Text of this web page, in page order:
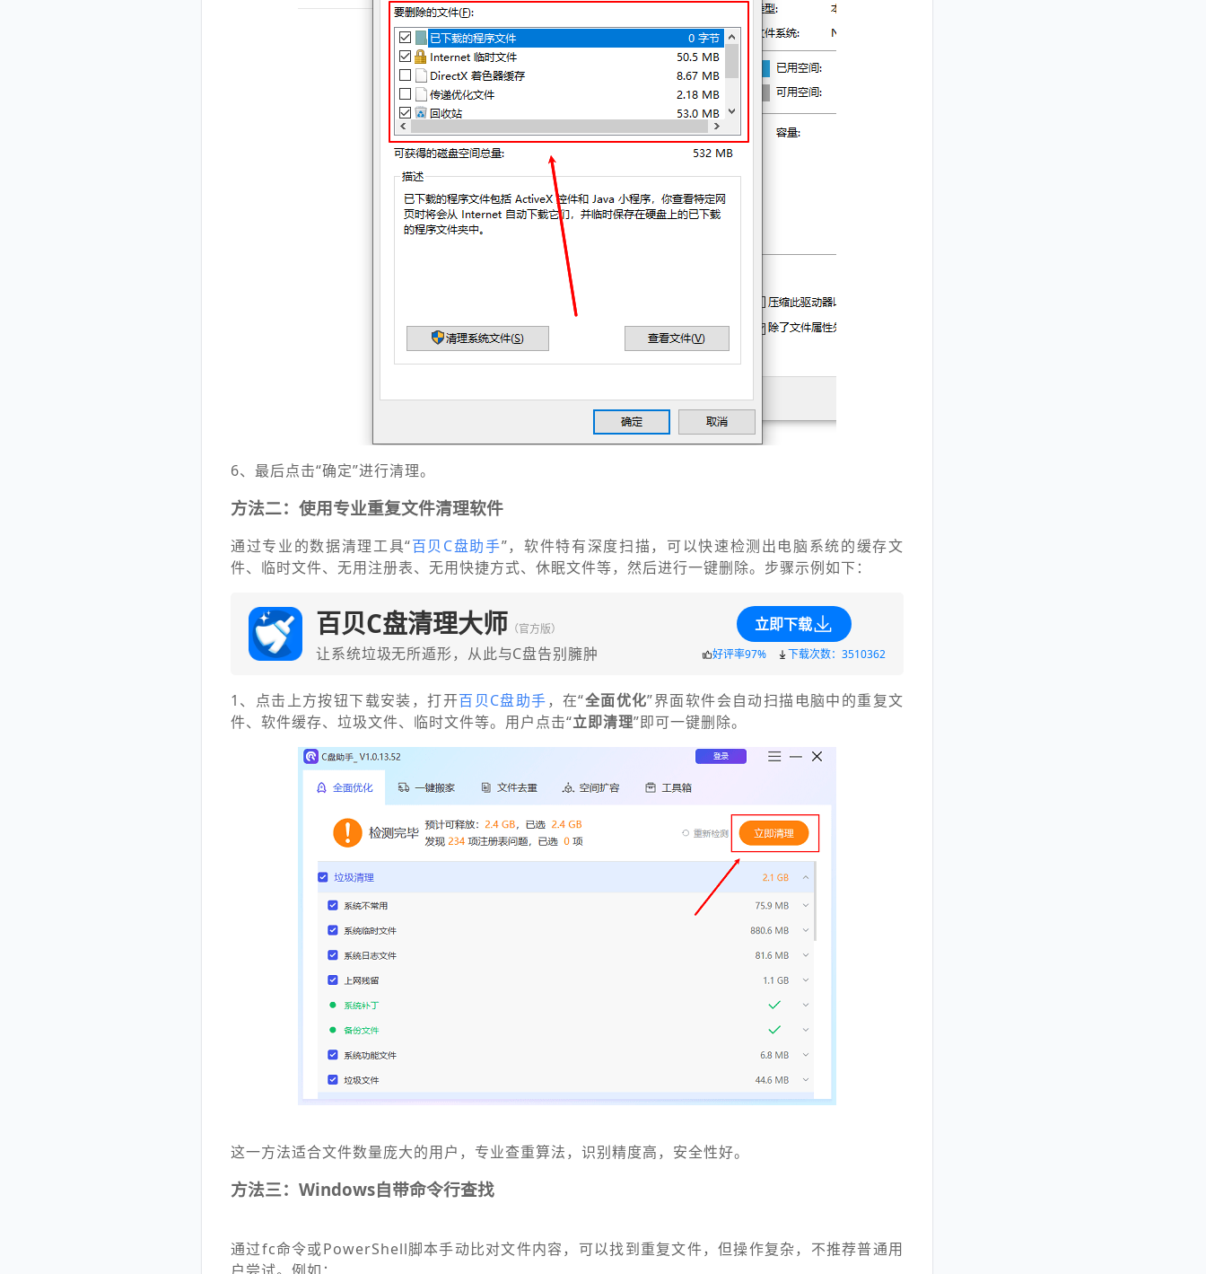
6、最后点击“确定”进行清理。
方法二：使用专业重复文件清理软件
通过专业的数据清理工具“百贝C盘助手”，软件特有深度扫描，可以快速检测出电脑系统的缓存文
件、临时文件、无用注册表、无用快捷方式、休眠文件等，然后进行一键删除。步骤示例如下：
百贝C盘清理大师 （官方版）
让系统垃圾无所遁形，从此与C盘告别臃肿
立即下载
好评率97% 下载次数：3510362
1、点击上方按钮下载安装，打开百贝C盘助手 ，在“全面优化”界面软件会自动扫描电脑中的重复文
件、软件缓存、垃圾文件、临时文件等。用户点击“立即清理”即可一键删除。
这一方法适合文件数量庞大的用户，专业查重算法，识别精度高，安全性好。
方法三：Windows自带命令行查找
通过fc命令或PowerShell脚本手动比对文件内容，可以找到重复文件，但操作复杂，不推荐普通用